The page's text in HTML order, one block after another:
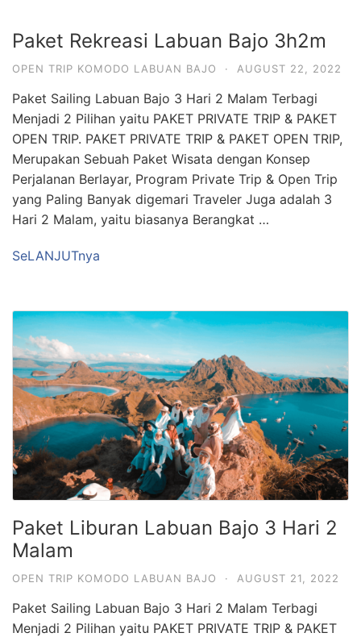
Paket Rekreasi Labuan Bajo 3h2m
OPEN TRIP KOMODO LABUAN BAJO · AUGUST 22, 2022
Paket Sailing Labuan Bajo 3 Hari 2 Malam Terbagi
Menjadi 2 Pilihan yaitu PAKET PRIVATE TRIP & PAKET
OPEN TRIP. PAKET PRIVATE TRIP & PAKET OPEN TRIP,
Merupakan Sebuah Paket Wisata dengan Konsep
Perjalanan Berlayar, Program Private Trip & Open Trip
yang Paling Banyak digemari Traveler Juga adalah 3
Hari 2 Malam, yaitu biasanya Berangkat …
SeLANJUTnya
Paket Liburan Labuan Bajo 3 Hari 2
Malam
OPEN TRIP KOMODO LABUAN BAJO · AUGUST 21, 2022
Paket Sailing Labuan Bajo 3 Hari 2 Malam Terbagi
Menjadi 2 Pilihan yaitu PAKET PRIVATE TRIP & PAKET